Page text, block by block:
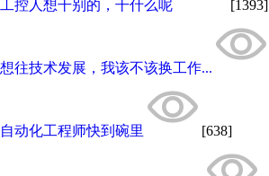
工控人想干别的，干什么呢 [1393]
想往技术发展，我该不该换工作...
自动化工程师快到碗里 [638]